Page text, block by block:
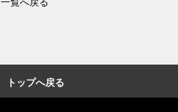
一覧へ戻る
トップへ戻る